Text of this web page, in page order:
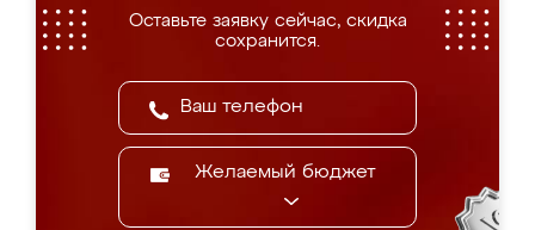
Оставьте заявку сейчас, скидка
сохранится.
Желаемый бюджет